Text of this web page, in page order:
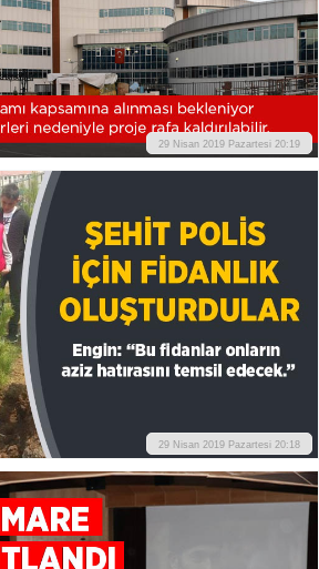
29 Nisan 2019 Pazartesi 20:19
29 Nisan 2019 Pazartesi 20:18